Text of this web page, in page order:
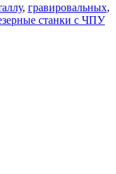
, гравировальных,
станки с ЧПУ